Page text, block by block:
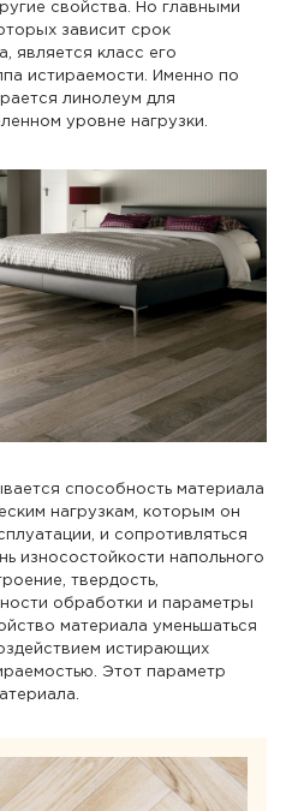
свойства. Но главными
зависит срок
является класс его
истираемости. Именно по
линолеум для
уровне нагрузки.
способность материала
нагрузкам, которым он
и сопротивляться
износостойкости напольного
твердость,
обработки и параметры
материала уменьшаться
истирающих
Этот параметр